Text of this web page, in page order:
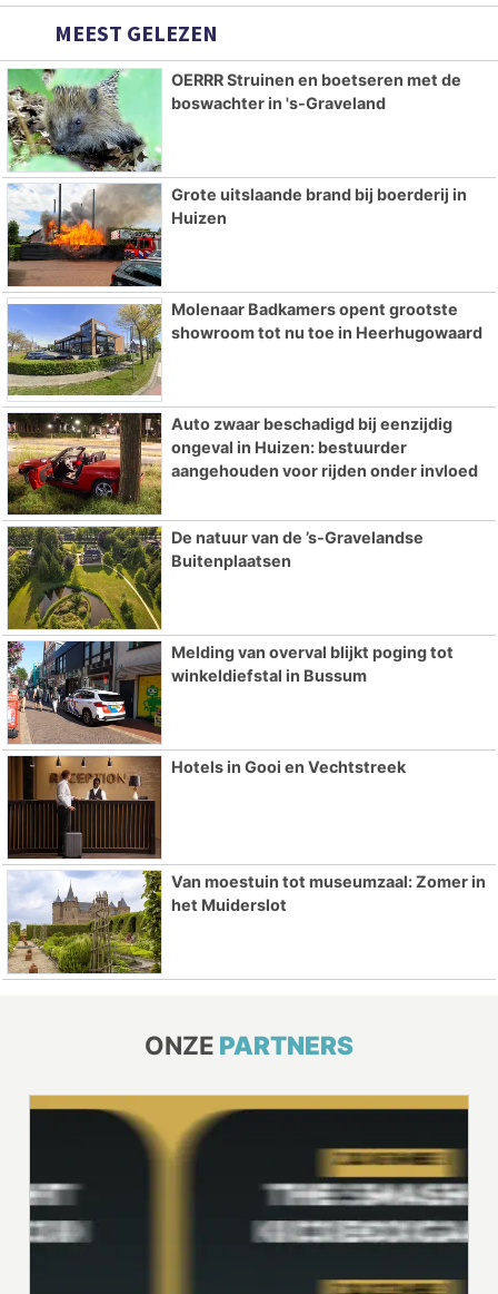
MEEST GELEZEN
OERRR Struinen en boetseren met de
boswachter in 's-Graveland
Grote uitslaande brand bij boerderij in
Huizen
Molenaar Badkamers opent grootste
showroom tot nu toe in Heerhugowaard
Auto zwaar beschadigd bij eenzijdig
ongeval in Huizen: bestuurder
aangehouden voor rijden onder invloed
De natuur van de ’s-Gravelandse
Buitenplaatsen
Melding van overval blijkt poging tot
winkeldiefstal in Bussum
Hotels in Gooi en Vechtstreek
Van moestuin tot museumzaal: Zomer in
het Muiderslot
ONZE PARTNERS